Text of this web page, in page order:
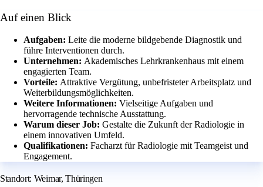
Auf einen Blick
Aufgaben: Leite die moderne bildgebende Diagnostik und
führe Interventionen durch.
Unternehmen: Akademisches Lehrkrankenhaus mit einem
engagierten Team.
Vorteile: Attraktive Vergütung, unbefristeter Arbeitsplatz und
Weiterbildungsmöglichkeiten.
Weitere Informationen: Vielseitige Aufgaben und
hervorragende technische Ausstattung.
Warum dieser Job: Gestalte die Zukunft der Radiologie in
einem innovativen Umfeld.
Qualifikationen: Facharzt für Radiologie mit Teamgeist und
Engagement.
Standort: Weimar, Thüringen